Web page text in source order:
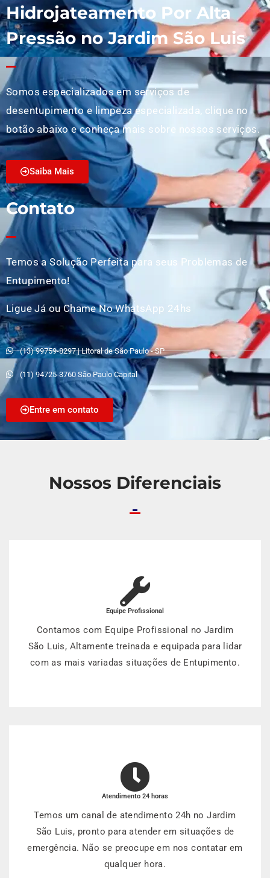
Hidrojateamento Por Alta
Pressão no Jardim São Luis
Somos especializados em serviços de
desentupimento e limpeza especializada, clique no
botão abaixo e conheça mais sobre nossos serviços.
Saiba Mais
Contato
Temos a Solução Perfeita para seus Problemas de
Entupimento!
Ligue Já ou Chame No WhatsApp 24hs
(13) 99759-8297 | Litoral de São Paulo - SP
(11) 94725-3760 São Paulo Capital
Entre em contato
Nossos Diferenciais
Equipe Profissional
Contamos com Equipe Profissional no Jardim
São Luis, Altamente treinada e equipada para lidar
com as mais variadas situações de Entupimento.
Atendimento 24 horas
Temos um canal de atendimento 24h no Jardim
São Luis, pronto para atender em situações de
emergência. Não se preocupe em nos contatar em
qualquer hora.